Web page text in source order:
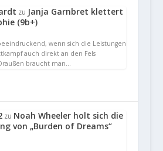
zu Janja Garnbret klettert
(9b+)
wenn sich die Leistungen
auch direkt an den Fels
braucht man…
zu Noah Wheeler holt sich die
von „Burden of Dreams“